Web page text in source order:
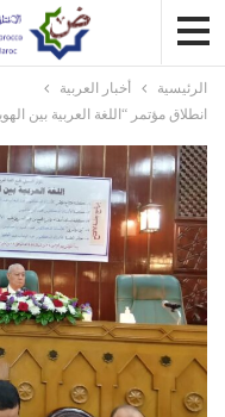
الرئيسية
أخبار العربية
انطلاق مؤتمر “اللغة العربية بين